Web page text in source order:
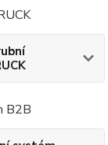
B2B